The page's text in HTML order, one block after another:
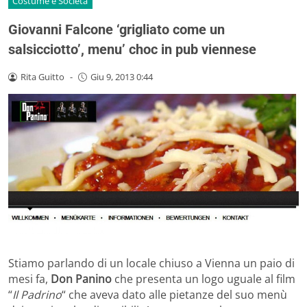
Giovanni Falcone ‘grigliato come un
salsicciotto’, menu’ choc in pub viennese
Rita Guitto - Giu 9, 2013 0:44
Stiamo parlando di un locale chiuso a Vienna un paio di
mesi fa, Don Panino che presenta un logo uguale al film
“Il Padrino“ che aveva dato alle pietanze del suo menù